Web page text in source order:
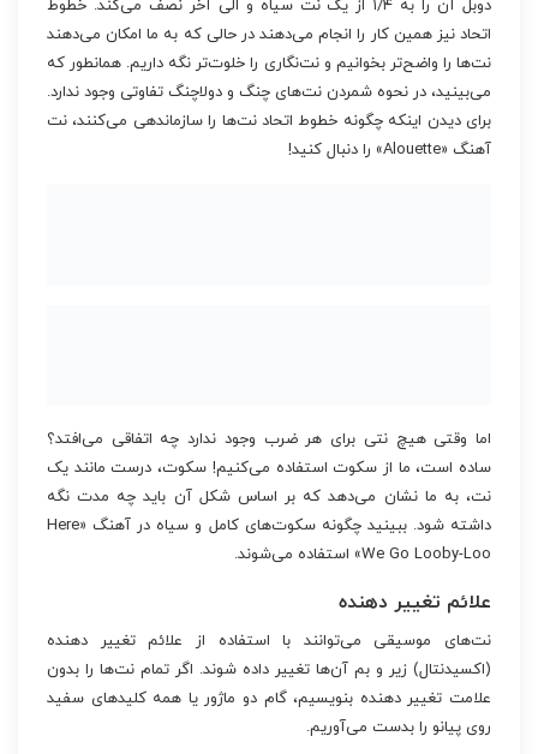
دوبل آن را به ۱/۴ از یک نت سیاه و الی آخر نصف می‌کند. خطوط
اتحاد نیز همین کار را انجام می‌دهند در حالی که به ما امکان می‌دهند
نت‌ها را واضح‌تر بخوانیم و نت‌نگاری را خلوت‌تر نگه داریم. همانطور که
می‌بینید، در نحوه شمردن نت‌های چنگ و دولاچنگ تفاوتی وجود ندارد.
برای دیدن اینکه چگونه خطوط اتحاد نت‌ها را سازماندهی می‌کنند، نت
آهنگ «Alouette» را دنبال کنید!
اما وقتی هیچ نتی برای هر ضرب وجود ندارد چه اتفاقی می‌افتد؟
ساده است، ما از سکوت استفاده می‌کنیم! سکوت، درست مانند یک
نت، به ما نشان می‌دهد که بر اساس شکل آن باید چه مدت نگه
داشته شود. ببینید چگونه سکوت‌های کامل و سیاه در آهنگ «Here
We Go Looby-Loo» استفاده می‌شوند.
علائم تغییر دهنده
نت‌های موسیقی می‌توانند با استفاده از علائم تغییر دهنده
(اکسیدنتال) زیر و بم آن‌ها تغییر داده شوند. اگر تمام نت‌ها را بدون
علامت تغییر دهنده بنویسیم، گام دو ماژور یا همه کلیدهای سفید
روی پیانو را بدست می‌آوریم.